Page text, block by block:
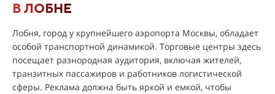
В ЛОБНЕ
Лобня, город у крупнейшего аэропорта Москвы, обладает
особой транспортной динамикой. Торговые центры здесь
посещает разнородная аудитория, включая жителей,
транзитных пассажиров и работников логистической
сферы. Реклама должна быть яркой и емкой, чтобы